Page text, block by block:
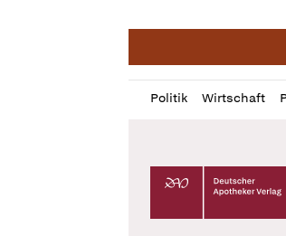
Politik Wirtschaft
Profil
öffnen
Daz
Pur
Deutscher